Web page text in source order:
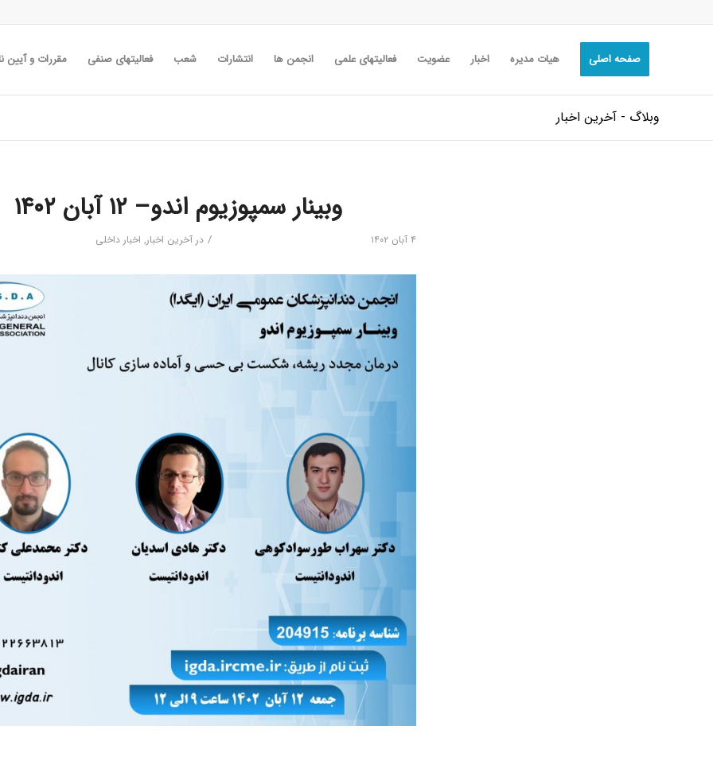
صفحه اصلی هیات مدیره اخبار عضویت فعالیتهای علمی انجمن ها انتشارات شعب فعالیتهای صنفی مقررات و آیین
وبلاگ - آخرین اخبار
وبینار سمپوزیوم اندو– ۱۲ آبان ۱۴۰۲
۴ آبان ۱۴۰۲ / درآخرین اخبار, اخبار داخلی